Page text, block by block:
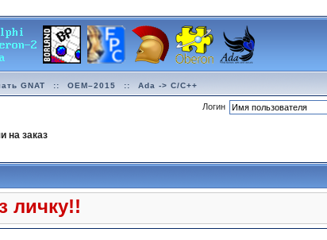
GNAT :: OEM–2015 :: Ada -> C/C++
Логин
на заказ
личку!!